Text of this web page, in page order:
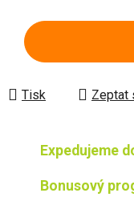
Tisk Zeptat
Expedujeme
Bonusový